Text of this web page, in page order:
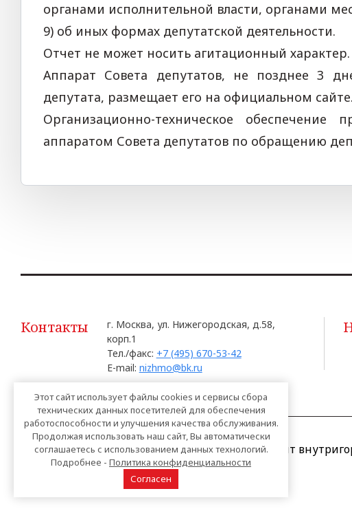
органами исполнительной власти, органами
9) об иных формах депутатской деятельности.
Отчет не может носить агитационный характер.
Аппарат Совета депутатов, не позднее 3
депутата, размещает его на официальном сайте.
Организационно-техническое обеспечение
аппаратом Совета депутатов по обращению
Контакты
г. Москва, ул. Нижегородская, д.58,
корп.1
Тел./факс: +7 (495) 670-53-42
E-mail: nizhmo@bk.ru
Официальный сайт
Москве
Этот сайт использует файлы cookies и сервисы сбора
технических данных посетителей для обеспечения
работоспособности и улучшения качества обслуживания.
Продолжая использовать наш сайт, Вы автоматически
соглашаетесь с использованием данных технологий.
Подробнее - Политика конфиденциальности
Согласен